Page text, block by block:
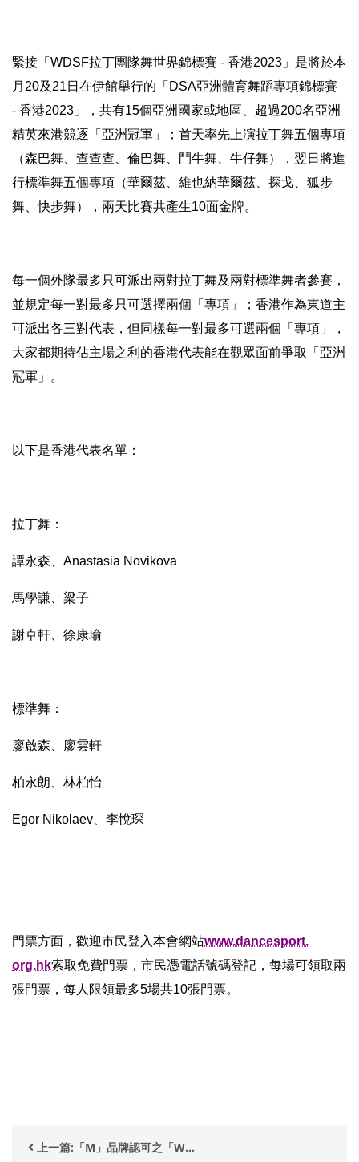
緊接「WDSF拉丁團隊舞世界錦標賽 - 香港2023」是將於本
月20及21日在伊館舉行的「DSA亞洲體育舞蹈專項錦標賽
- 香港2023」，共有15個亞洲國家或地區、超過200名亞洲
精英來港競逐「亞洲冠軍」；首天率先上演拉丁舞五個專項
（森巴舞、查查查、倫巴舞、鬥牛舞、牛仔舞）， 翌日將進
行標準舞五個專項（華爾茲、維也納華爾茲、探戈、 狐步
舞、快步舞），兩天比賽共產生10面金牌。
每一個外隊最多只可派出兩對拉丁舞及兩對標準舞者參賽，
並規定每一對最多只可選擇兩個「專項」； 香港作為東道主
可派出各三對代表，但同樣每一對最多可選兩個「 專項」，
大家都期待佔主場之利的香港代表能在觀眾面前爭取「 亞洲
冠軍」。
以下是香港代表名單：
拉丁舞：
譚永森、Anastasia Novikova
馬學謙、梁子
謝卓軒、徐康瑜
標準舞：
廖啟森、廖雲軒
柏永朗、林柏怡
Egor Nikolaev、李悅琛
門票方面，歡迎市民登入本會網站www.dancesport.
org.hk索取免費門票，市民憑電話號碼登記， 每場可領取兩
張門票，每人限領最多5場共10張門票。
上一篇:「M」品牌認可之「W...